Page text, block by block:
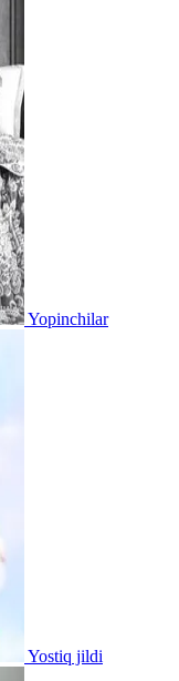
Yopinchilar
Yostiq jildi